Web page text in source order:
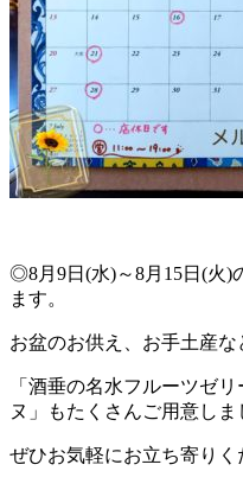
◎8月9日(水)～8月15日(火)
ます。
お盆のお供え、お手土産
「酒垂の名水フルーツゼ
ヌ」もたくさんご用意しま
ぜひお気軽にお立ち寄り